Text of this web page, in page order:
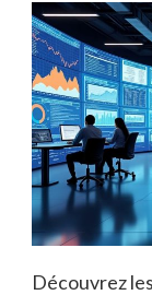
Découvrez